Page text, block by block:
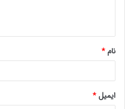
*
نام*
ایمیل*